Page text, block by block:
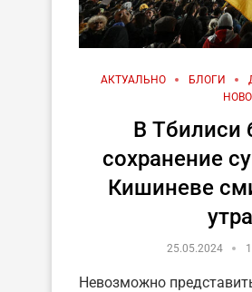
АКТУАЛЬНО БЛОГИ
В Тбилиси
сохранение
Кишиневе
25.05.2024
Невозможно